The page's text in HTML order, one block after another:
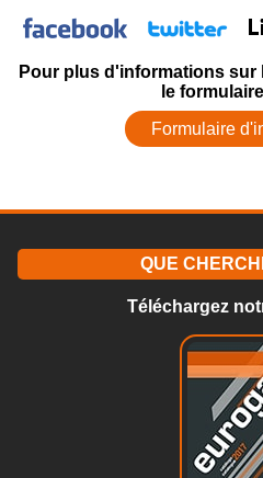
Pour plus d'informations sur
le
Formulaire
QUE
Téléchargez